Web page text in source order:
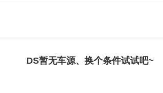
DS暂无车源、换个条件试试吧~